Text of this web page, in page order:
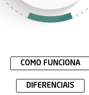
COMO FUNCIONA
DIFERENCIAIS